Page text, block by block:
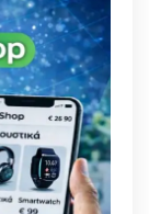
ποτέ»